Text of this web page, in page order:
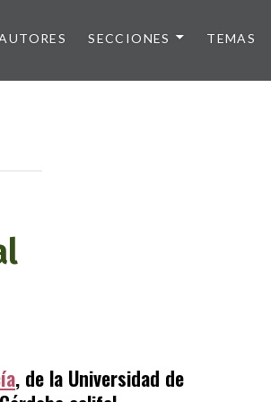
SECCIONES TEMAS
, de la Universidad de